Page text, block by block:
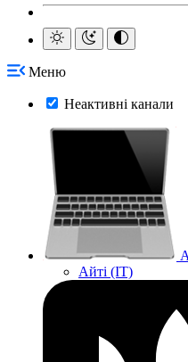
Меню
Неактивні канали
Айті (IT)